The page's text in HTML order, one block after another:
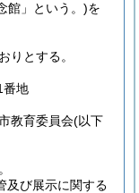
館」という。)を
りとする。
地
教育委員会(以下
及び展示に関する